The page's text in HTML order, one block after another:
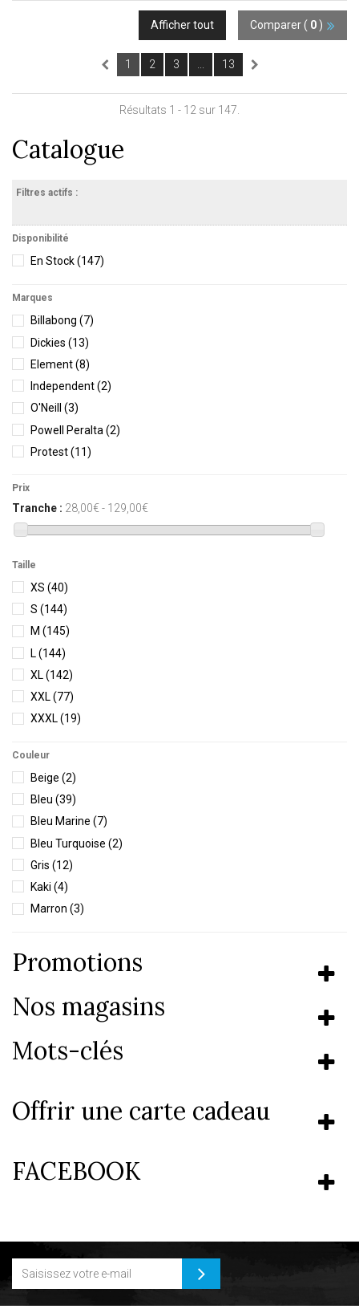
Comparer ( 0 )
Afficher tout
1 2 3 13
Résultats 1 - 12 sur 147.
Catalogue
Filtres actifs :
Disponibilité
En Stock(147)
Marques
Billabong (7)
Dickies (13)
Element(8)
Independent(2)
O'Neill (3)
Powell Peralta (2)
Protest(11)
Santa Cruz Skateboards
STERED(25)
Vissla
Volcom
Prix
Tranche : 28,00€ - 129,00€
Taille
XS (40)
S (144)
M (145)
L (144)
XL (142)
XXL (77)
XXXL(19)
Couleur
Beige (2)
Bleu (39)
Bleu Marine (7)
Bleu Turquoise (2)
Gris (12)
Kaki (4)
Marron (3)
Promotions
Nos magasins
Mots-clés
Offrir une carte cadeau
FACEBOOK